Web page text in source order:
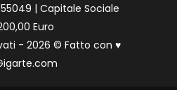
| Capitale Sociale
Euro
- 2026 © Fatto con ♥